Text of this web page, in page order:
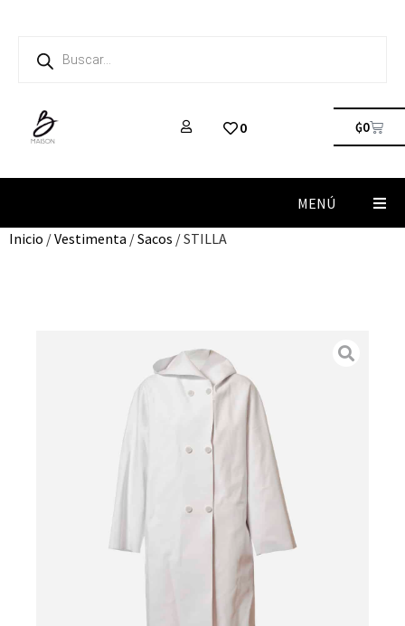
0 ₲0
MENÚ
Inicio /Vestimenta /Sacos / STILLA